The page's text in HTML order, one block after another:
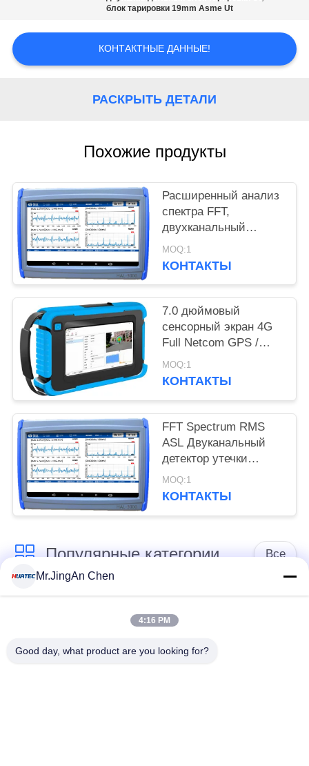
САЙТА
блок тарировки 19mm Asme Ut
КОНТАКТНЫЕ ДАННЫЕ!
РАСКРЫТЬ ДЕТАЛИ
Похожие продукты
Расширенный анализ
спектра FFT,
двухканальный
синхронный детектор
утечек клапанов
опциональным
усилением
MOQ:1
КОНТАКТЫ
7.0 дюймовый
сенсорный экран 4G
Full Netcom GPS /
Beidou Gas Leak
Acoustic Imager HAI-
MOQ:1
КОНТАКТЫ
FFT Spectrum RMS
ASL Двуканальный
детектор утечки
звуковых волн
MOQ:1
КОНТАКТЫ
Популярные категории Все
Ультразвуковой
Ультразвуковой
толщиномер
Толщиномер
Портативный
Mr.JingAn Chen
4:16 PM
Good day, what product are you looking for?